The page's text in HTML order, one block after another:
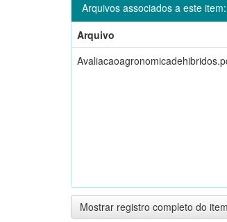
Arquivos associados a este item:
Arquivo
Mostrar registro completo do item